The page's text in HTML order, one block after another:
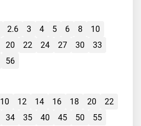
2.6 3 4 5 6 8
10
20 22 24 27 30
33
56
10 12 14 16 18 20
22
34 35 40 45 50
55